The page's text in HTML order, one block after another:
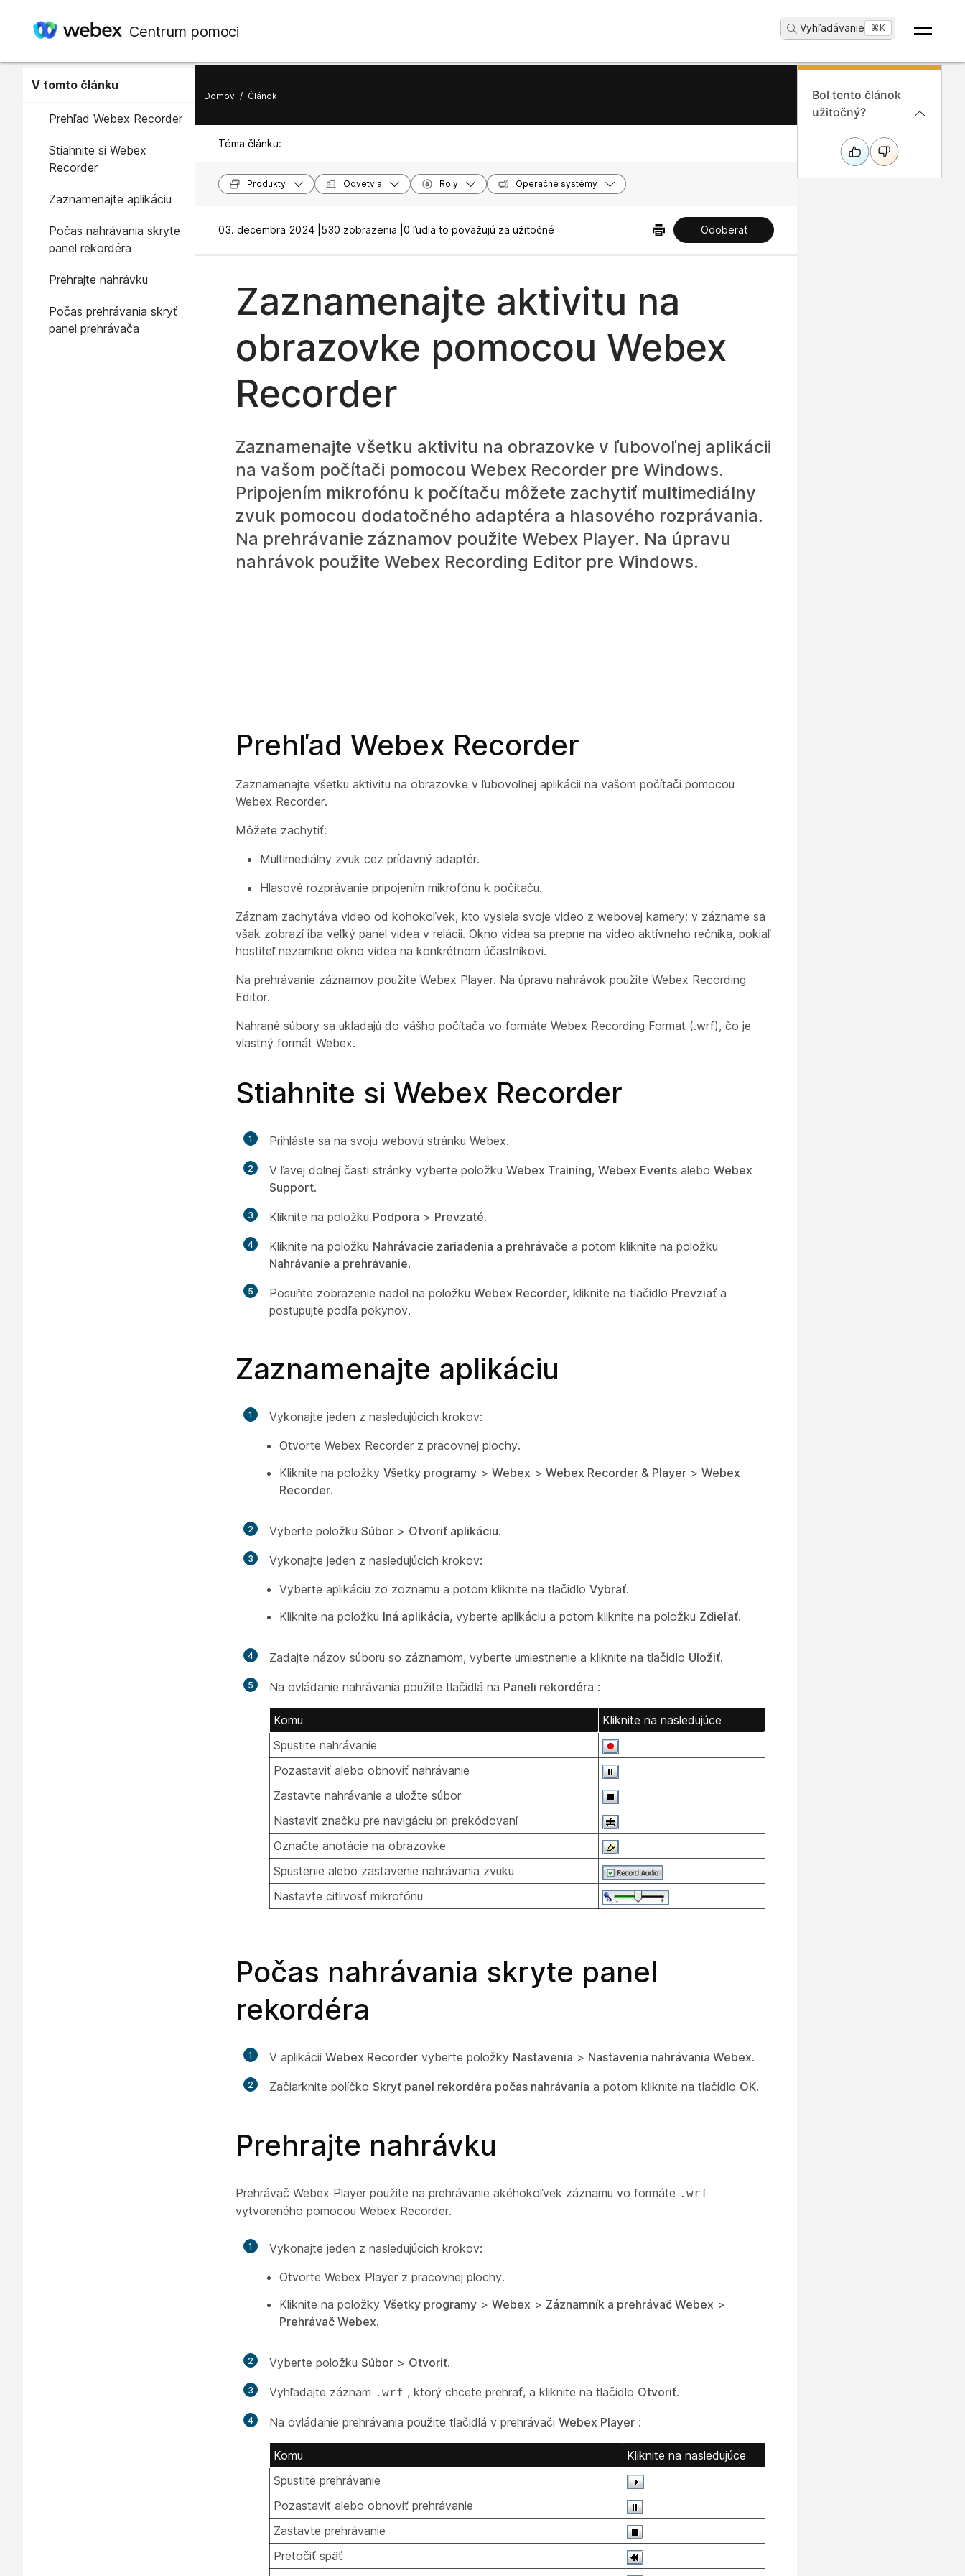
Centrum pomoci Vyhľadávanie ...⌘K
V tomto článku
Prehľad Webex Recorder
Stiahnite si Webex
Recorder
Zaznamenajte aplikáciu
Počas nahrávania skryte
panel rekordéra
Prehrajte nahrávku
Počas prehrávania skryť
panel prehrávača
Domov / Článok
Téma článku:
Produkty Odvetvia Roly Operačné systémy
03. decembra 2024 | 530 zobrazenia | 0 ľudia to považujú za užitočné Odoberať
Zaznamenajte aktivitu na
obrazovke pomocou Webex
Recorder
Zaznamenajte všetku aktivitu na obrazovke v ľubovoľnej aplikácii
na vašom počítači pomocou Webex Recorder pre Windows.
Pripojením mikrofónu k počítaču môžete zachytiť multimediálny
zvuk pomocou dodatočného adaptéra a hlasového rozprávania.
Na prehrávanie záznamov použite Webex Player. Na úpravu
nahrávok použite Webex Recording Editor pre Windows.
Prehľad Webex Recorder
Zaznamenajte všetku aktivitu na obrazovke v ľubovoľnej aplikácii na vašom počítači pomocou
Webex Recorder.
Môžete zachytiť:
Multimediálny zvuk cez prídavný adaptér.
Hlasové rozprávanie pripojením mikrofónu k počítaču.
Záznam zachytáva video od kohokoľvek, kto vysiela svoje video z webovej kamery; v zázname sa
však zobrazí iba veľký panel videa v relácii. Okno videa sa prepne na video aktívneho rečníka, pokiaľ
hostiteľ nezamkne okno videa na konkrétnom účastníkovi.
Na prehrávanie záznamov použite Webex Player. Na úpravu nahrávok použite Webex Recording
Editor.
Nahrané súbory sa ukladajú do vášho počítača vo formáte Webex Recording Format (.wrf), čo je
vlastný formát Webex.
Stiahnite si Webex Recorder
1 Prihláste sa na svoju webovú stránku Webex.
2 V ľavej dolnej časti stránky vyberte položku Webex Training, Webex Events alebo Webex
Support.
3 Kliknite na položku Podpora > Prevzaté.
4 Kliknite na položku Nahrávacie zariadenia a prehrávače a potom kliknite na položku
Nahrávanie a prehrávanie.
5 Posuňte zobrazenie nadol na položku Webex Recorder, kliknite na tlačidlo Prevziať a
postupujte podľa pokynov.
Zaznamenajte aplikáciu
1
Vykonajte jeden z nasledujúcich krokov:
Otvorte Webex Recorder z pracovnej plochy.
Kliknite na položky Všetky programy > Webex > Webex Recorder & Player > Webex
Recorder.
2 Vyberte položku Súbor > Otvoriť aplikáciu.
3
Vykonajte jeden z nasledujúcich krokov:
Vyberte aplikáciu zo zoznamu a potom kliknite na tlačidlo Vybrať.
Kliknite na položku Iná aplikácia, vyberte aplikáciu a potom kliknite na položku Zdieľať.
4 Zadajte názov súboru so záznamom, vyberte umiestnenie a kliknite na tlačidlo Uložiť.
5 Na ovládanie nahrávania použite tlačidlá na Paneli rekordéra :
Komu
Kliknite na nasledujúce
Spustite nahrávanie
Pozastaviť alebo obnoviť nahrávanie
Zastavte nahrávanie a uložte súbor
Nastaviť značku pre navigáciu pri prekódovaní
Označte anotácie na obrazovke
Spustenie alebo zastavenie nahrávania zvuku
Nastavte citlivosť mikrofónu
Počas nahrávania skryte panel
rekordéra
1 V aplikácii Webex Recorder vyberte položky Nastavenia > Nastavenia nahrávania Webex.
2 Začiarknite políčko Skryť panel rekordéra počas nahrávania a potom kliknite na tlačidlo OK.
Prehrajte nahrávku
Prehrávač Webex Player použite na prehrávanie akéhokoľvek záznamu vo formáte .wrf
vytvoreného pomocou Webex Recorder.
1
Vykonajte jeden z nasledujúcich krokov:
Otvorte Webex Player z pracovnej plochy.
Kliknite na položky Všetky programy > Webex > Záznamník a prehrávač Webex >
Prehrávač Webex.
2 Vyberte položku Súbor > Otvoriť.
3 Vyhľadajte záznam .wrf , ktorý chcete prehrať, a kliknite na tlačidlo Otvoriť.
4 Na ovládanie prehrávania použite tlačidlá v prehrávači Webex Player :
Komu
Kliknite na nasledujúce
Spustite prehrávanie
Pozastaviť alebo obnoviť prehrávanie
Zastavte prehrávanie
Pretočiť späť
Bol tento článok
užitočný?